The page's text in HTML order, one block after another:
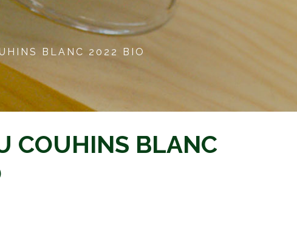
BLANC 2022 BIO
COUHINS BLANC